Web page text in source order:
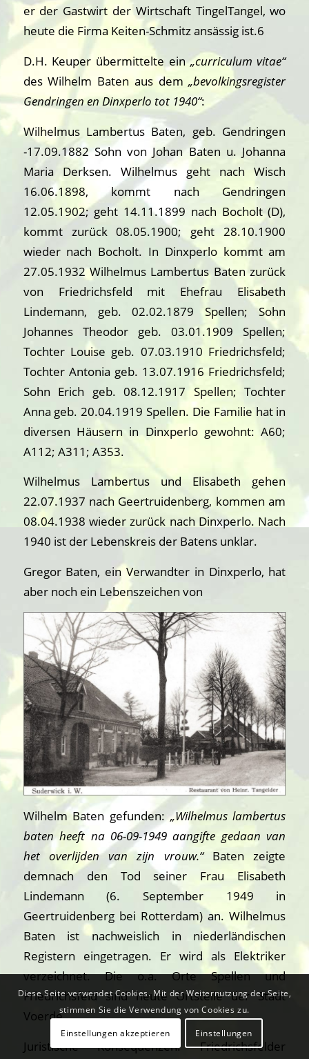
er der Gastwirt der Wirtschaft TingelTangel, wo
heute die Firma Keiten-Schmitz ansässig ist.6
D.H. Keuper übermittelte ein„curriculum vitae“
des Wilhelm Baten aus dem„bevolkingsregister
Gendringen en Dinxperlo tot 1940“:
Wilhelmus Lambertus Baten, geb. Gendringen
-17.09.1882 Sohn von Johan Baten u. Johanna
Maria Derksen. Wilhelmus geht nach Wisch
16.06.1898, kommt nach Gendringen
12.05.1902; geht 14.11.1899 nach Bocholt (D),
kommt zurück 08.05.1900; geht 28.10.1900
wieder nach Bocholt. In Dinxperlo kommt am
27.05.1932 Wilhelmus Lambertus Baten zurück
von Friedrichsfeld mit Ehefrau Elisabeth
Lindemann, geb. 02.02.1879 Spellen; Sohn
Johannes Theodor geb. 03.01.1909 Spellen;
Tochter Louise geb. 07.03.1910 Friedrichsfeld;
Tochter Antonia geb. 13.07.1916 Friedrichsfeld;
Sohn Erich geb. 08.12.1917 Spellen; Tochter
Anna geb. 20.04.1919 Spellen. Die Familie hat in
diversen Häusern in Dinxperlo gewohnt: A60;
A112; A311; A353.
Wilhelmus Lambertus und Elisabeth gehen
22.07.1937 nach Geertruidenberg, kommen am
08.04.1938 wieder zurück nach Dinxperlo. Nach
1940 ist der Lebenskreis der Batens unklar.
Gregor Baten, ein Verwandter in Dinxperlo, hat
aber noch ein Lebenszeichen von
Wilhelm Baten gefunden:„Wilhelmus lambertus
baten heeft na 06-09-1949 aangifte gedaan van
het overlijden van zijn vrouw.“Baten zeigte
demnach den Tod seiner Frau Elisabeth
Lindemann (6. September 1949 in
Geertruidenberg bei Rotterdam) an. Wilhelmus
Baten ist nachweislich in niederländischen
Registern eingetragen. Er wird als Elektriker
verzeichnet. Die o.a. Orte Spellen und
Friedrichsfeld sind heute Ortsteile der Stadt
Voerde.
Juristische Konsequenzen: Friedrichsfelder
Diese Seite verwendet Cookies. Mit der Weiternutzung der Seite,
stimmen Sie die Verwendung von Cookies zu.
Einstellungen akzeptieren
Einstellungen